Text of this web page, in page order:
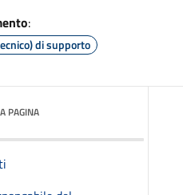
:
di supporto
PAGINA